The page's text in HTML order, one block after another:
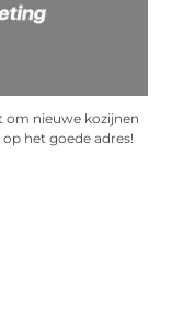
om nieuwe kozijnen
het goede adres!